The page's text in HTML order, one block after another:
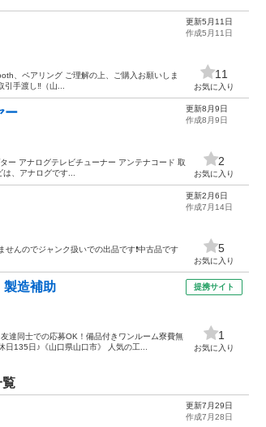
、ペアリング ご理解の上、ご購入お願いしま
手渡し‼️（山...
更新5月11日
作成5月11日
11
お気に入り
ー
ー アナログテレビチューナー アンテナコード 取
、アナログです...
更新8月9日
作成8月9日
2
お気に入り
んのでジャンク扱いでの出品です❗️中古品です
更新2月6日
作成7月14日
5
お気に入り
造補助
達同士での応募OK！備品付きワンルーム寮費無
135日♪《山口県山口市》 人気の工...
提携サイト
1
お気に入り
覧
更新7月29日
作成7月28日